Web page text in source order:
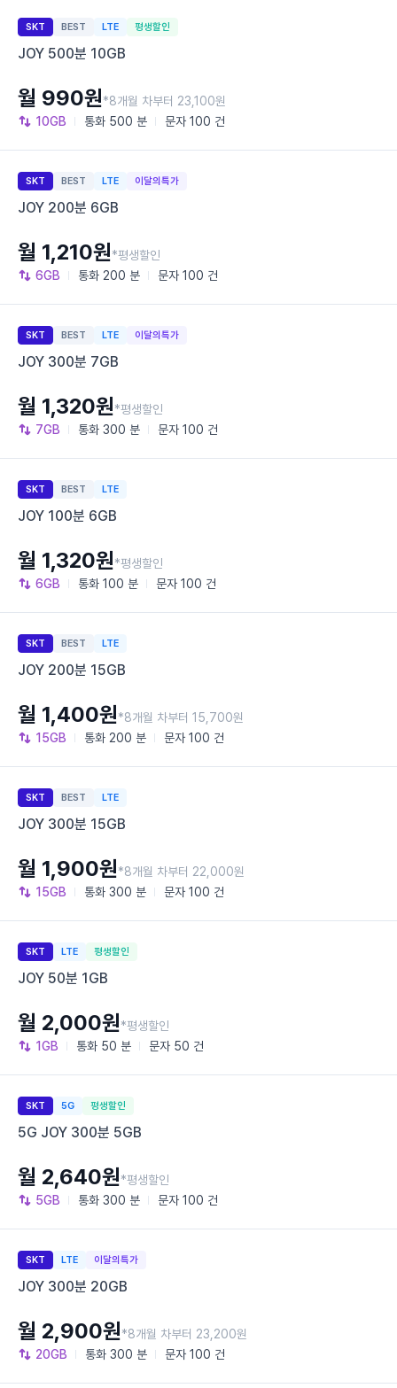
SKT BEST LTE 평생할인
JOY 500분 10GB
10GB 통화 500 분 문자 100 건
월 990원*8개월 차부터 23,100원
SKT BEST LTE 이달의특가
JOY 200분 6GB
6GB 통화 200 분 문자 100 건
월 1,210원*평생할인
SKT BEST LTE 이달의특가
JOY 300분 7GB
7GB 통화 300 분 문자 100 건
월 1,320원*평생할인
SKT BEST LTE
JOY 100분 6GB
6GB 통화 100 분 문자 100 건
월 1,320원*평생할인
SKT BEST LTE
JOY 200분 15GB
15GB 통화 200 분 문자 100 건
월 1,400원*8개월 차부터 15,700원
SKT BEST LTE
JOY 300분 15GB
15GB 통화 300 분 문자 100 건
월 1,900원*8개월 차부터 22,000원
SKT LTE 평생할인
JOY 50분 1GB
1GB 통화 50 분 문자 50 건
월 2,000원*평생할인
SKT 5G 평생할인
5G JOY 300분 5GB
5GB 통화 300 분 문자 100 건
월 2,640원*평생할인
SKT LTE 이달의특가
JOY 300분 20GB
20GB 통화 300 분 문자 100 건
월 2,900원*8개월 차부터 23,200원